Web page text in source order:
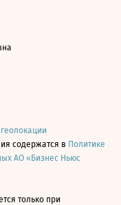
содержатся в Политике
АО «Бизнес Ньюс
только при